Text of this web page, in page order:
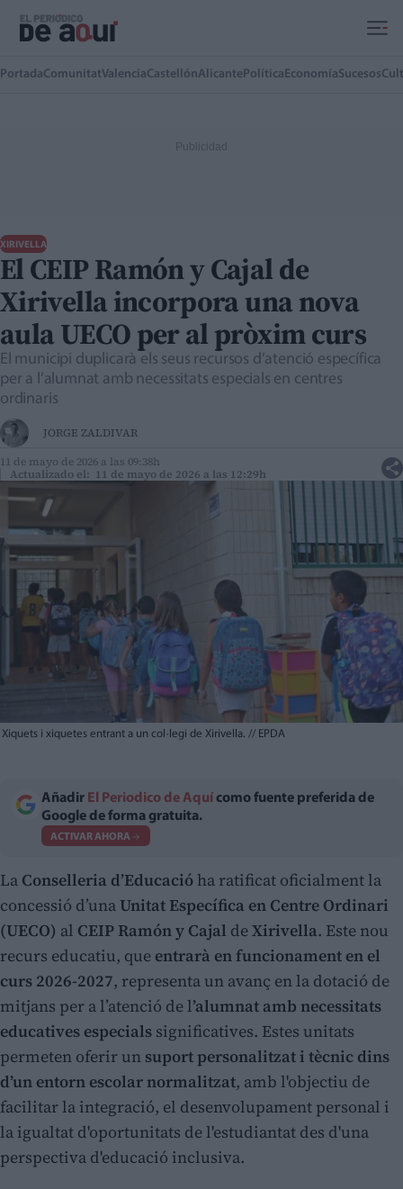
PortadaComunitatValenciaCastellónAlicante Política EconomíaSucesos
XIRIVELLA
El CEIP Ramón y Cajal de
Xirivella incorpora una nova
aula UECO per al pròxim curs
El municipi duplicarà els seus recursos d’atenció específica
per a l’alumnat amb necessitats especials en centres
ordinaris
JORGE ZALDIVAR
11 de mayo de 2026 a las 09:38h
Actualizado el: 11 de mayo de 2026 a las 12:29h
Xiquets i xiquetes entrant a un col·legi de Xirivella. // EPDA
Añadir El Periodico de Aquí como fuente preferida de
Google de forma gratuita.
ACTIVAR AHORA
La Conselleria d’Educació ha ratificat oficialment la
concessió d’unaUnitat Específica en Centre Ordinari
(UECO) al CEIP Ramón y Cajal deXirivella. Este nou
recurs educatiu, que entrarà en funcionament en el
curs 2026-2027, representa un avanç en la dotació de
mitjans per a l’atenció de l’alumnat amb necessitats
educatives especials significatives. Estes unitats
permeten oferir un suport personalitzat i tècnic dins
d’un entorn escolar normalitzat, amb l'objectiu de
facilitar la integració, el desenvolupament personal i
la igualtat d'oportunitats de l'estudiantat des d'una
perspectiva d'educació inclusiva.